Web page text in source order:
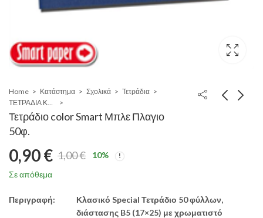
Home Κατάστημα Σχολικά
Τετράδια
ΤΕΤΡΑΔΙΑ ΚΑΡΦΙΤΣΑ
Τετράδιο color Smart Μπλε Πλαγιο
50φ.
1,00€
Original
price
0,90€
Η
τρέχουσα
10%
Σε απόθεμα
Περιγραφή:
Κλασικό Special Τετράδιο 50 φύλλων,
διάστασης B5 (17×25) με χρωματιστό